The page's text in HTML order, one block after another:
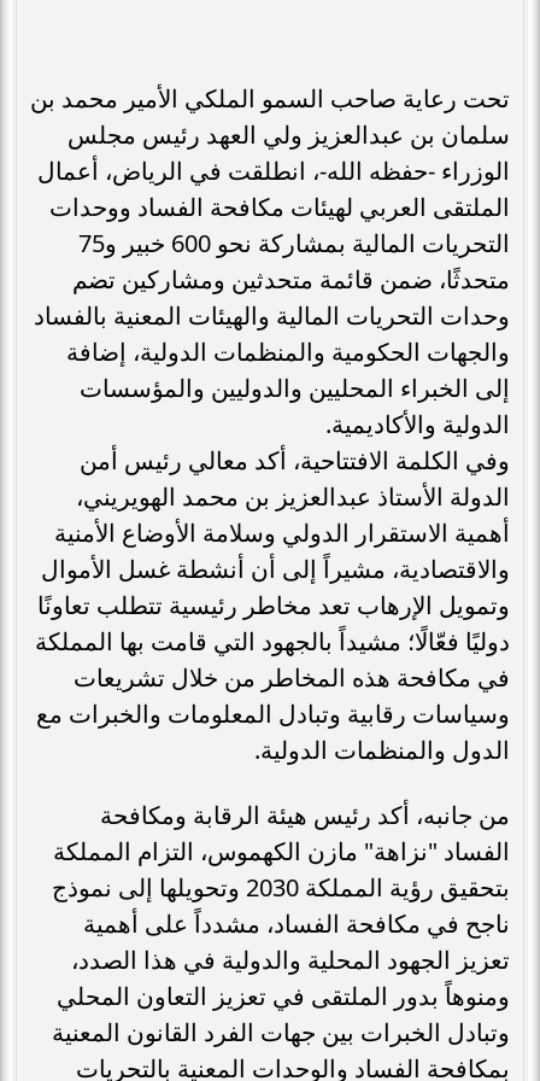
تحت رعاية صاحب السمو الملكي الأمير محمد بن
سلمان بن عبدالعزيز ولي العهد رئيس مجلس
الوزراء -حفظه الله-، انطلقت في الرياض، أعمال
الملتقى العربي لهيئات مكافحة الفساد ووحدات
التحريات المالية بمشاركة نحو 600 خبير و75
متحدثًا، ضمن قائمة متحدثين ومشاركين تضم
وحدات التحريات المالية والهيئات المعنية بالفساد
والجهات الحكومية والمنظمات الدولية، إضافة
إلى الخبراء المحليين والدوليين والمؤسسات
الدولية والأكاديمية.
وفي الكلمة الافتتاحية، أكد معالي رئيس أمن
الدولة الأستاذ عبدالعزيز بن محمد الهويريني،
أهمية الاستقرار الدولي وسلامة الأوضاع الأمنية
والاقتصادية، مشيراً إلى أن أنشطة غسل الأموال
وتمويل الإرهاب تعد مخاطر رئيسية تتطلب تعاونًا
دوليًا فعّالًا؛ مشيداً بالجهود التي قامت بها المملكة
في مكافحة هذه المخاطر من خلال تشريعات
وسياسات رقابية وتبادل المعلومات والخبرات مع
الدول والمنظمات الدولية.
من جانبه، أكد رئيس هيئة الرقابة ومكافحة
الفساد "نزاهة" مازن الكهموس، التزام المملكة
بتحقيق رؤية المملكة 2030 وتحويلها إلى نموذج
ناجح في مكافحة الفساد، مشدداً على أهمية
تعزيز الجهود المحلية والدولية في هذا الصدد،
ومنوهاً بدور الملتقى في تعزيز التعاون المحلي
وتبادل الخبرات بين جهات الفرد القانون المعنية
بمكافحة الفساد والوحدات المعنية بالتحريات